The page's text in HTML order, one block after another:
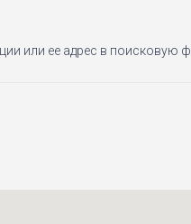
или ее адрес в поисковую